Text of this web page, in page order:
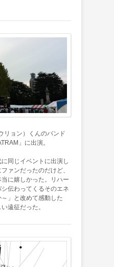
リョン）くんのバンド
」に出演。
同じイベントに出演し
ァンだったのだけど、
に嬉しかった。リハー
伝わってくるそのエネ
」と改めて感動した
遠征だった。